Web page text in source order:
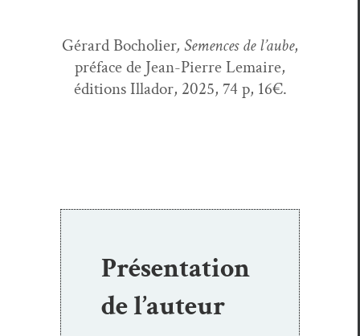
Gérard Bocholi­er, Semences de l’aube,
pré­face de Jean-Pierre Lemaire,
édi­tions Illador, 2025, 74 p, 16€.
Présentation
de l’auteur